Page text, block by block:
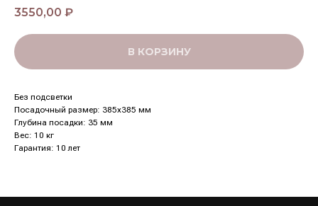
3550,00 ₽
В КОРЗИНУ
Без подсветки
Посадочный размер: 385x385 мм
Глубина посадки: 35 мм
Вес: 10 кг
Гарантия: 10 лет